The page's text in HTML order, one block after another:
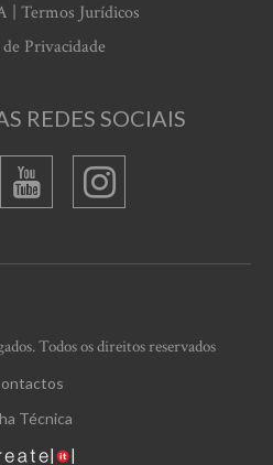
| Termos Jurídicos
Privacidade
REDES SOCIAIS
Todos os direitos reservados
Técnica